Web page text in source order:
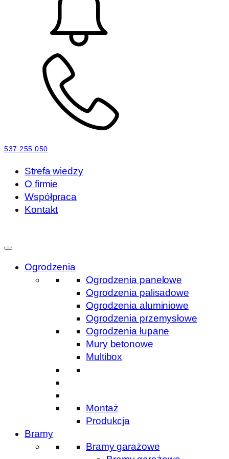
537 255 050
Strefa wiedzy
O firmie
Współpraca
Kontakt
Ogrodzenia
Ogrodzenia panelowe
Ogrodzenia palisadowe
Ogrodzenia aluminiowe
Ogrodzenia przemysłowe
Ogrodzenia łupane
Mury betonowe
Multibox
Montaż
Produkcja
Bramy
Bramy garażowe